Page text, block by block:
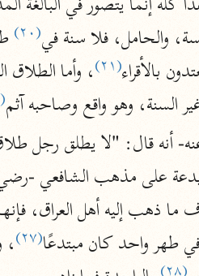
نحو ٨ مجلدات
البحر
أبو حيان (٧٤٥ هـ)
نحو ١٦ مجلدًا
التفسير
الواحدي (٤٦٨ هـ)
نحو ٢٢ مجلدًا
إرشاد
أبو السعود (٩٨٢ هـ)
والحامل، فلا سنة في(٢٠)
بالأقراء(٢١) ، وأما
السنة، وهو واقع وصاحبه آثم(٢٣)
أنه قال: "لا يطلق رجل
على مذهب الشافعي -رضي
طهر واحد كان مبتدعًا(٢٧)